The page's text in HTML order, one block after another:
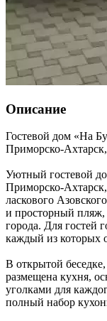
Описание
Гостевой дом «На
Приморско-Ахтарск,
Уютный гостевой
Приморско-
ласкового
и просторный
города. Для гостей
каждый из которых
В открытой
размещена кухня,
уголками для
полный набор